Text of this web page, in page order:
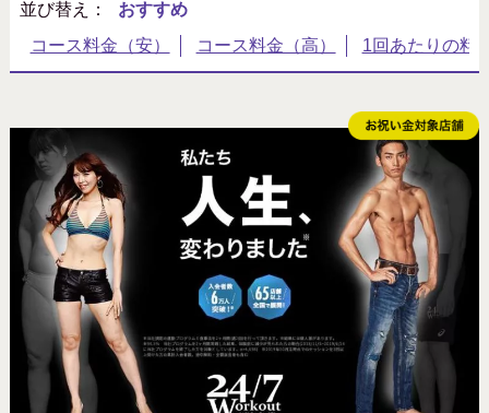
キャッシュバックあり 10キロ以上痩せたい
20万円以下 アメニティ充実
シャワーあり
ペアプランあり モデル体型を目指したい
リバウンドサポート 体験トレーニング無料
入会金無料 分割払いOK
並び替え：